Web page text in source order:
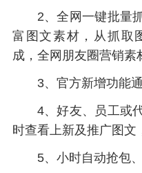
2、全网一键批量
富图文素材，从抓取
成，全网朋友圈营销素
3、官方新增功能
4、好友、员工或
时查看上新及推广图文
5、小时自动抢包